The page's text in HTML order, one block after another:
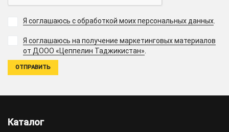
Я соглашаюсь с обработкой моих персональных данных
Я соглашаюсь на получение маркетинговых материалов
от ДООО «Цеппелин Таджикистан».
Каталог